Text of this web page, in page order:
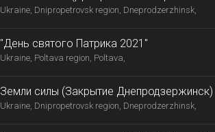
Ukraine, Dnipropetrovsk region, Dneprodzerzhinsk,
"День святого Патрика 2021"
Ukraine, Poltava region, Poltava,
Земли силы (Закрытие Днепродзержинск)
Ukraine, Dnipropetrovsk region, Dneprodzerzhinsk,